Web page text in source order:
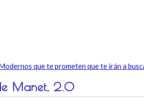
que te prometen que te irán a
Manet, 2.0